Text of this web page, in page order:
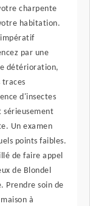
charpente
habitation.
par une
détérioration,
traces
d'insectes
sérieusement
Un examen
points faibles.
de faire appel
de Blondel
Prendre soin de
à